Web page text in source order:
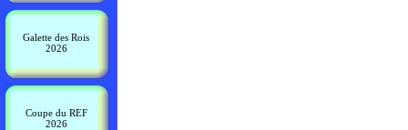
Galette des Rois
2026
Coupe du REF
2026